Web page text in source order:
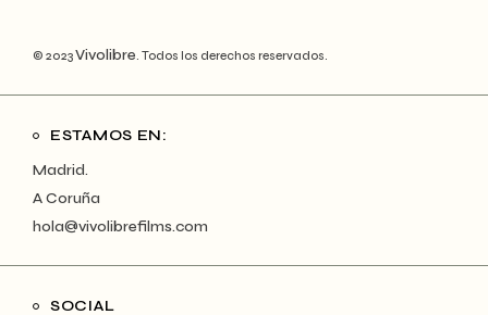
© 2023Vivolibre. Todos los derechos reservados.
ESTAMOS EN:
Madrid.
A Coruña
hola@vivolibrefilms.com
SOCIAL